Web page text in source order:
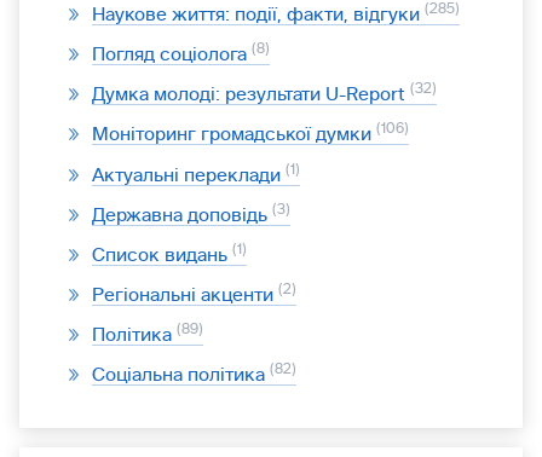
Наукове життя: події, факти, відгуки 285
Погляд соціолога 8
Думка молоді: результати U-Report 32
Моніторинг громадської думки 106
Актуальні переклади 1
Державна доповідь 3
Список видань 1
Регіональні акценти 2
Політика 89
Соціальна політика 82